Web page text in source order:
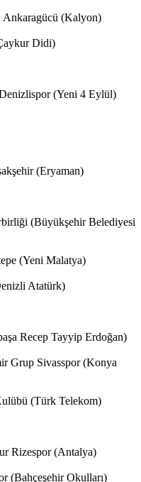
(Kalyon)
Didi)
(Yeni 4 Eylül)
(Eryaman)
(Büyükşehir Belediyesi
(Yeni Malatya)
Atatürk)
Recep Tayyip Erdoğan)
Grup Sivasspor (Konya
(Türk Telekom)
Rizespor (Antalya)
(Bahçeşehir Okulları)